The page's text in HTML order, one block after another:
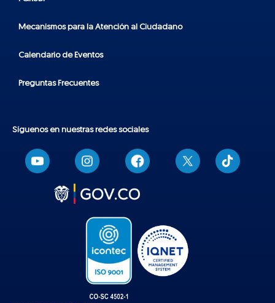
Mecanismos para la Atención al Ciudadano
Calendario de Eventos
Preguntas Frecuentes
Síguenos en nuestras redes sociales
T
i
k